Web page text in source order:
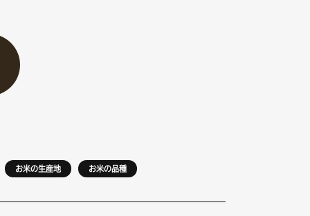
お米の生産地 お米の品種